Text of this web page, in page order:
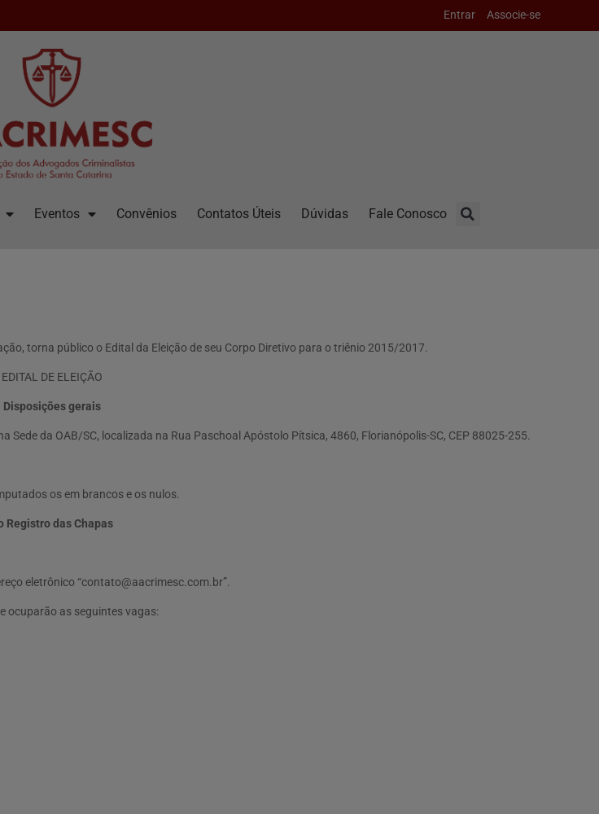
Entrar Associe-se
Eventos Convênios Contatos Úteis Dúvidas Fale Conosco
torna público o Edital da Eleição de seu Corpo Diretivo para o triênio 2015/2017.
EDITAL DE ELEIÇÃO
Disposições gerais
Sede da OAB/SC, localizada na Rua Paschoal Apóstolo Pítsica, 4860, Florianópolis-SC, CEP 88025-255.
os em brancos e os nulos.
Registro das Chapas
eletrônico “contato@aacrimesc.com.br”.
ocuparão as seguintes vagas: